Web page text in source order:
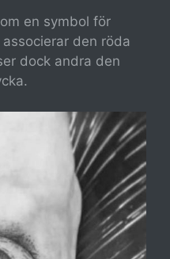
en symbol för
den röda
dock andra den